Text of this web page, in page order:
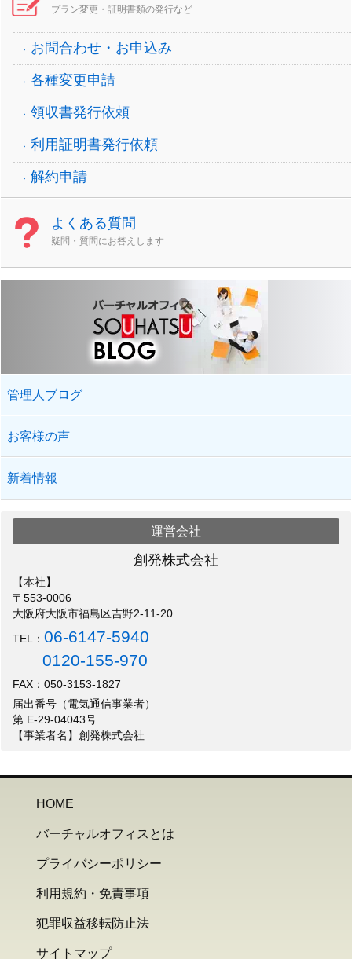
プラン変更・証明書類の発行など
お問合わせ・お申込み
各種変更申請
領収書発行依頼
利用証明書発行依頼
解約申請
よくある質問
疑問・質問にお答えします
管理人ブログ
お客様の声
新着情報
運営会社
創発株式会社
【本社】
〒553-0006
大阪府大阪市福島区吉野2-11-20
TEL：06-6147-5940
0120-155-970
FAX：050-3153-1827
届出番号（電気通信事業者）
第 E-29-04043号
【事業者名】創発株式会社
HOME
バーチャルオフィスとは
プライバシーポリシー
利用規約・免責事項
犯罪収益移転防止法
サイトマップ